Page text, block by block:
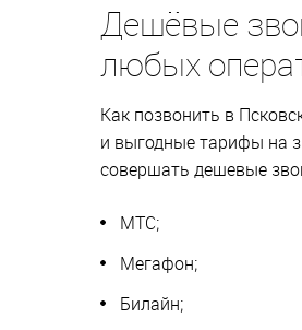
Дешёвые
любых
Как позвонить в
и выгодные тарифы на
совершать дешевые
МТС;
Мегафон;
Билайн;